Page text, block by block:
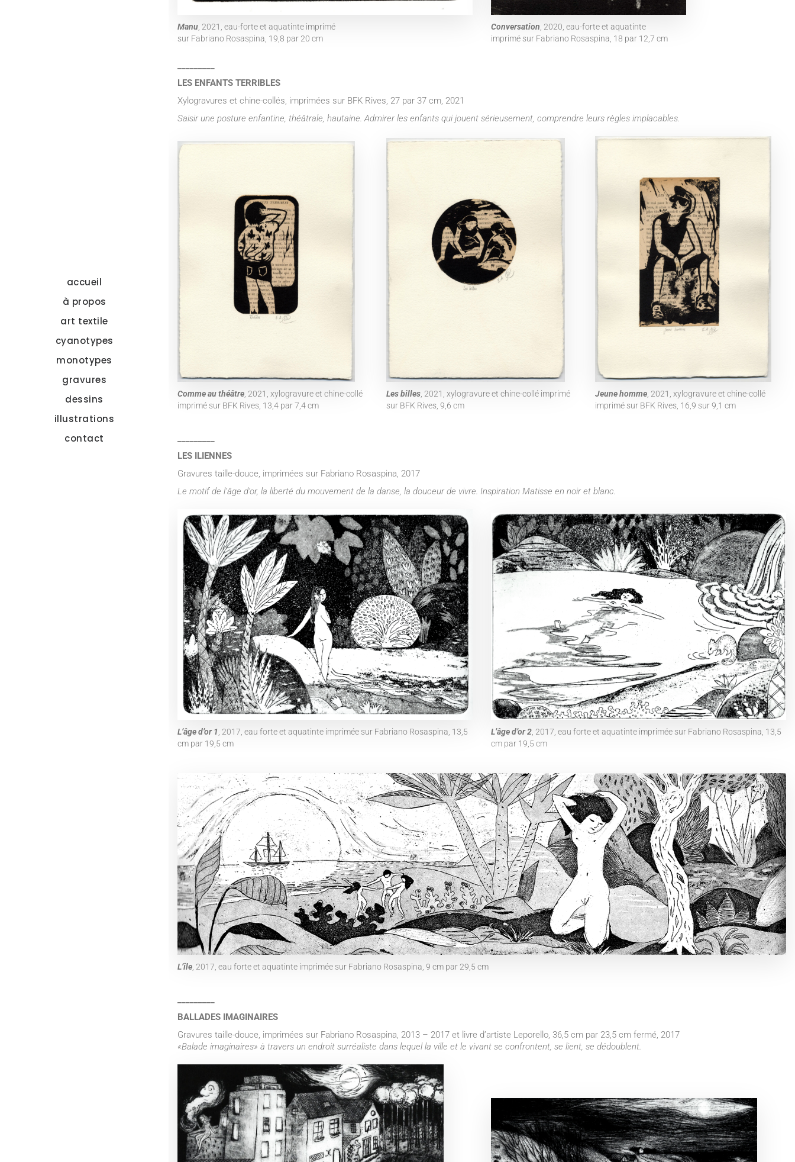
accueil
à propos
art textile
cyanotypes
monotypes
gravures
dessins
illustrations
contact
Manu , 2021, eau-forte et aquatinte imprimé
sur Fabriano Rosaspina, 19,8 par 20 cm
Conversation , 2020, eau-forte et aquatinte
imprimé sur Fabriano Rosaspina, 18 par 12,7 cm
LES ENFANTS TERRIBLES
Xylogravures et chine-collés, imprimées sur BFK Rives, 27 par 37 cm, 2021
Saisir une posture enfantine, théâtrale, hautaine. Admirer les enfants qui jouent sérieusement, comprendre leurs règles implacables.
Comme au théâtre , 2021, xylogravure et chine-collé
imprimé sur BFK Rives, 13,4 par 7,4 cm
Les billes , 2021, xylogravure et chine-collé imprimé
sur BFK Rives, 9,6 cm
Jeune homme , 2021, xylogravure et chine-collé
imprimé sur BFK Rives, 16,9 sur 9,1 cm
LES ILIENNES
Gravures taille-douce, imprimées sur Fabriano Rosaspina, 2017
Le motif de l’âge d’or, la liberté du mouvement de la danse, la douceur de vivre. Inspiration Matisse en noir et blanc.
L’âge d’or 1 , 2017, eau forte et aquatinte imprimée sur Fabriano Rosaspina, 13,5
cm par 19,5 cm
L’âge d’or 2, 2017, eau forte et aquatinte imprimée sur Fabriano Rosaspina, 13,5
cm par 19,5 cm
L’île , 2017, eau forte et aquatinte imprimée sur Fabriano Rosaspina, 9 cm par 29,5 cm
BALLADES IMAGINAIRES
Gravures taille-douce, imprimées sur Fabriano Rosaspina, 2013 – 2017 et livre d’artiste Leporello, 36,5 cm par 23,5 cm fermé, 2017
«Balade imaginaires» à travers un endroit surréaliste dans lequel la ville et le vivant se confrontent, se lient, se dédoublent.